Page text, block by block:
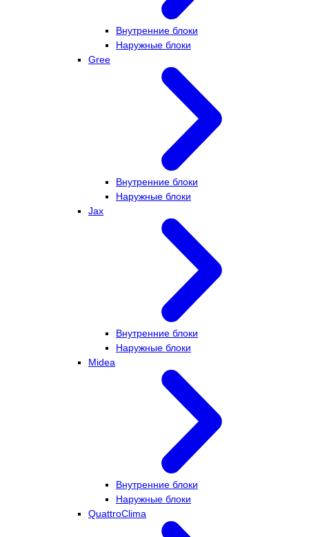
Внутренние блоки
Наружные блоки
Gree
Внутренние блоки
Наружные блоки
Jax
Внутренние блоки
Наружные блоки
Midea
Внутренние блоки
Наружные блоки
QuattroClima